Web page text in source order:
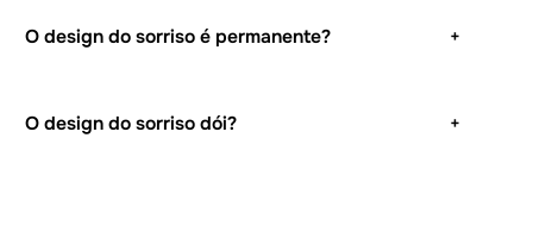
O design do sorriso é permanente? +
O design do sorriso dói? +